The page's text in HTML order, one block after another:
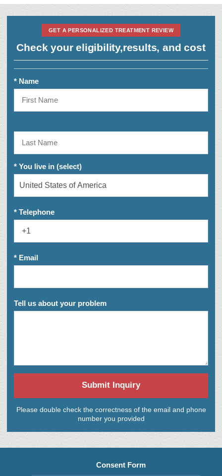
GET A PERSONALIZED TREATMENT REVIEW
Check your eligibility,results, and cost
* Name
* You live in (select)
* Telephone
* Email
Tell us about your problem
Submit Inquiry
Please double check the correctness of the email and phone
number you provided
Consent Form